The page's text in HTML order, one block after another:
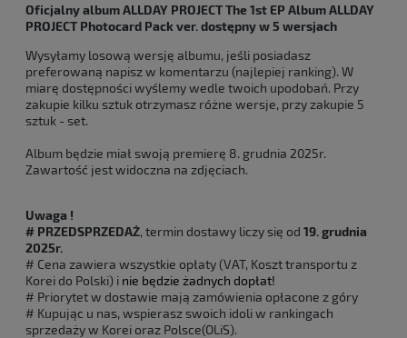
Oficjalny album ALLDAY PROJECT The 1st EP Album ALLDAY
PROJECT Photocard Pack ver. dostępny w 5 wersjach
Wysyłamy losową wersję albumu, jeśli posiadasz
preferowaną napisz w komentarzu (najlepiej ranking). W
miarę dostępności wyślemy wedle twoich upodobań. Przy
zakupie kilku sztuk otrzymasz różne wersje, przy zakupie 5
sztuk - set.
Album będzie miał swoją premierę 8. grudnia 2025r.
Zawartość jest widoczna na zdjęciach.
Uwaga !
# PRZEDSPRZEDAŻ, termin dostawy liczy się od 19. grudnia
2025r.
# Cena zawiera wszystkie opłaty (VAT, Koszt transportu z
Korei do Polski) i nie będzie żadnych dopłat!
# Priorytet w dostawie mają zamówienia opłacone z góry
# Kupując u nas, wspierasz swoich idoli w rankingach
sprzedaży w Korei oraz Polsce(OLiS).